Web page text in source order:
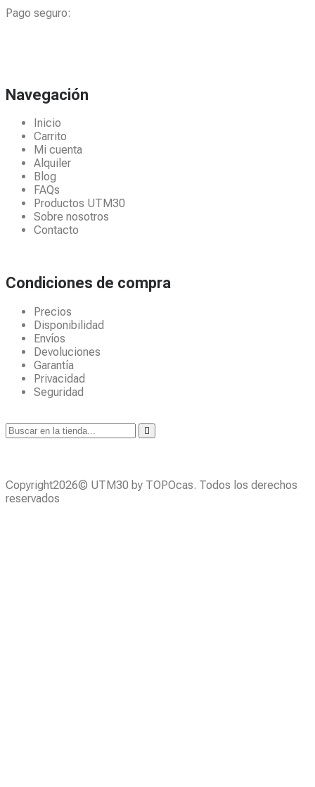
Pago seguro:
Navegación
Inicio
Carrito
Mi cuenta
Alquiler
Blog
FAQs
Productos UTM30
Sobre nosotros
Contacto
Condiciones de compra
Precios
Disponibilidad
Envíos
Devoluciones
Garantía
Privacidad
Seguridad
Copyright2026© UTM30 by TOPOcas. Todos los derechos
reservados